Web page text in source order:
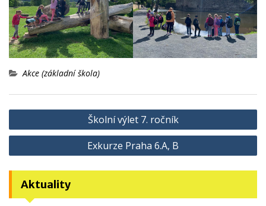
Akce (základní škola)
Navigace
pro
Školní výlet 7. ročník
Exkurze Praha 6.A, B
Aktuality